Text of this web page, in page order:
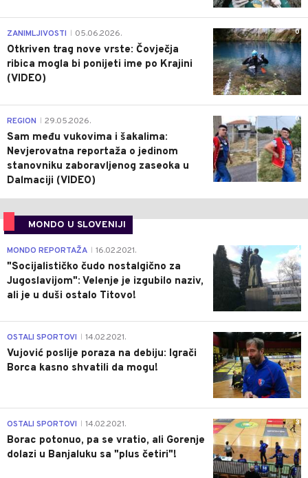
0
ZANIMLJIVOSTI 05.06.2026.
Otkriven trag nove vrste: Čovječja
ribica mogla bi ponijeti ime po Krajini
(VIDEO)
0
REGION 29.05.2026.
Sam među vukovima i šakalima:
Nevjerovatna reportaža o jedinom
stanovniku zaboravljenog zaseoka u
Dalmaciji (VIDEO)
MONDO U SLOVENIJI
4
MONDO REPORTAŽA 16.02.2021.
"Socijalističko čudo nostalgično za
Jugoslavijom": Velenje je izgubilo naziv,
ali je u duši ostalo Titovo!
1
OSTALI SPORTOVI 14.02.2021.
Vujović poslije poraza na debiju: Igrači
Borca kasno shvatili da mogu!
3
OSTALI SPORTOVI 14.02.2021.
Borac potonuo, pa se vratio, ali Gorenje
dolazi u Banjaluku sa "plus četiri"!